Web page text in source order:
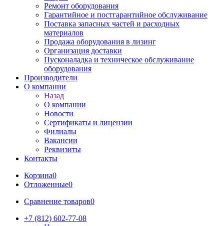
Ремонт оборудования
Гарантийное и постгарантийное обслуживание
Поставка запасных частей и расходных
материалов
Продажа оборудования в лизинг
Организация доставки
Пусконаладка и техническое обслуживание
оборудования
Производители
О компании
Назад
О компании
Новости
Сертификаты и лицензии
Филиалы
Вакансии
Реквизиты
Контакты
Корзина0
Отложенные0
Сравнение товаров0
+7 (812) 602-77-08